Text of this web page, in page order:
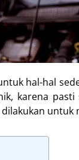
hal-hal
karena